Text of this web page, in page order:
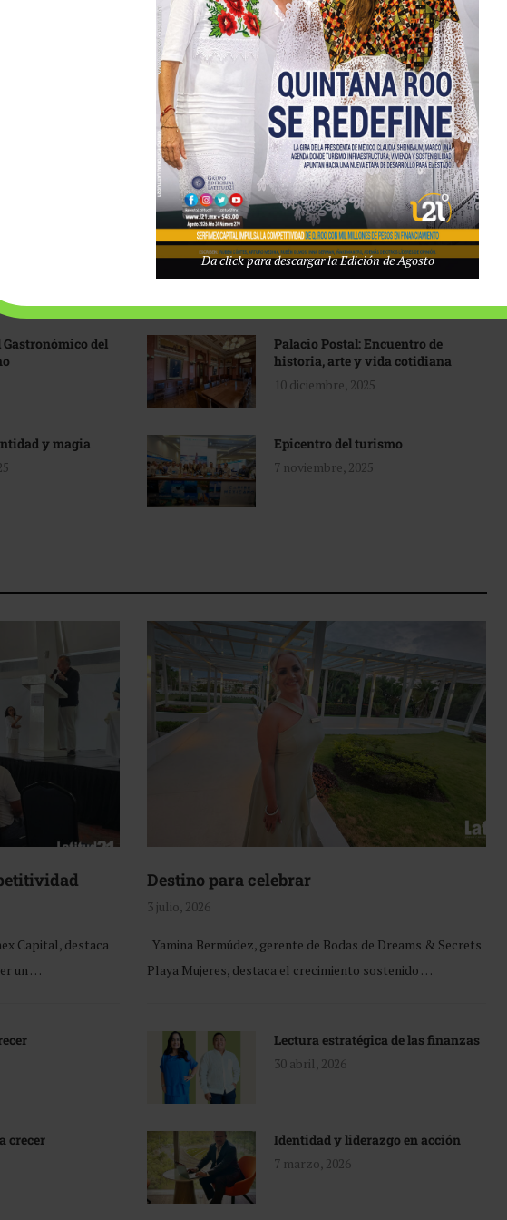
Tecnológico de Monterrey
3 agosto, 2026
de Pesca
hacia nuevos
Promoción turística con visión
1 abril, 2026
automotriz
Industria global en
reconfiguración
31 marzo, 2026
del
Palacio Postal: Encuentro de
historia, arte y vida cotidiana
10 diciembre, 2025
y magia
Epicentro del turismo
7 noviembre, 2025
Capital, destaca
un …
Destino para celebrar
3 julio, 2026
Yamina Bermúdez, gerente de Bodas de Dreams & Secrets
Playa Mujeres, destaca el crecimiento sostenido …
Lectura estratégica de las finanzas
30 abril, 2026
crecer
Identidad y liderazgo en acción
7 marzo, 2026
Da click para descargar la Edición de Agosto